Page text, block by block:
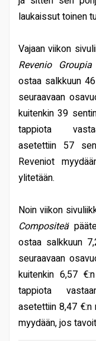
laukaissut toinen
Vajaan viikon
Revenio Groupia
ostaa salkkuun
seuraavaan
kuitenkin 39
tappiota
asetettiin 57
Reveniot
ylitetään.
Noin viikon
Compositeä
ostaa salkkuun
seuraavaan
kuitenkin 6,57
tappiota
asetettiin 8,47
myydään, jos